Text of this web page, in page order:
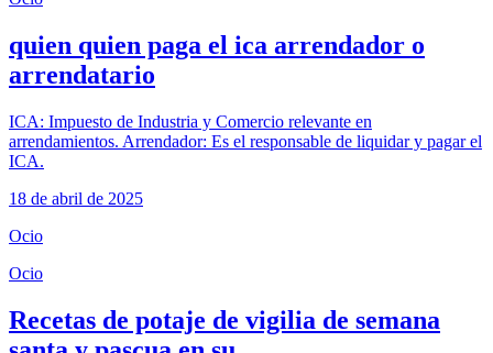
quien quien paga el ica arrendador o
arrendatario
ICA: Impuesto de Industria y Comercio relevante en
arrendamientos. Arrendador: Es el responsable de liquidar y pagar el
ICA.
18 de abril de 2025
Ocio
Ocio
Recetas de potaje de vigilia de semana